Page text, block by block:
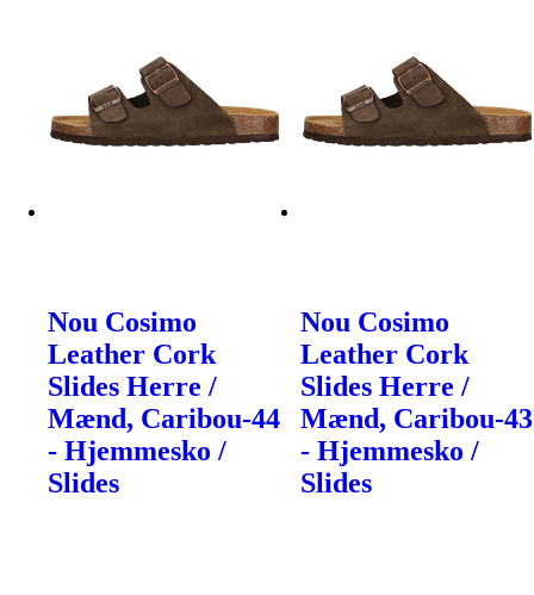
Nou Cosimo
Leather Cork
Slides Herre /
Mænd, Caribou-44
- Hjemmesko /
Slides
Nou Cosimo
Leather Cork
Slides Herre /
Mænd, Caribou-43
- Hjemmesko /
Slides